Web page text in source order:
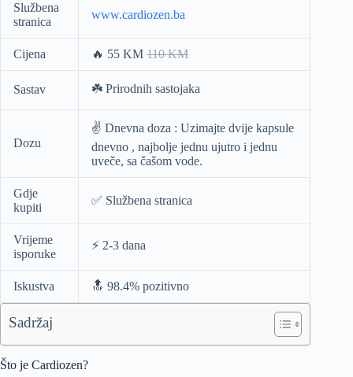
Službena
stranica
www.cardiozen.ba
Cijena 🔥 55 KM 110 KM
Sastav ☘️ Prirodnih sastojaka
Dozu
✌️ Dnevna doza : Uzimajte dvije kapsule
dnevno , najbolje jednu ujutro i jednu
uveče, sa čašom vode.
Gdje
kupiti
✅ Službena stranica
Vrijeme
isporuke
⚡️ 2-3 dana
Iskustva 🔝 98.4% pozitivno
Sadržaj
Što je Cardiozen?